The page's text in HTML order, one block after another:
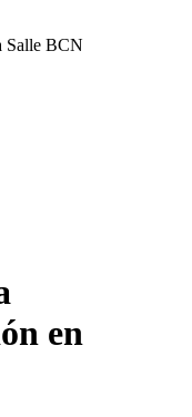
Salle BCN
en